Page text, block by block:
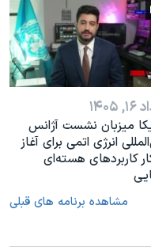
میزبان نشست آژانس
انرژی اتمی برای آغاز
کاربردهای هسته‌ای
مشاهده برنامه های قبلی